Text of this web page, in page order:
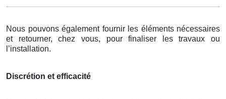
Nous pouvons également fournir les éléments nécessaires
et retourner, chez vous, pour finaliser les travaux ou
l’installation.
Discrétion et efficacité